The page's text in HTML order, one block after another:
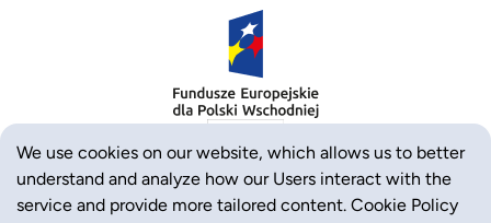
We use cookies on our website, which allows us to better
understand and analyze how our Users interact with the
service and provide more tailored content. Cookie Policy